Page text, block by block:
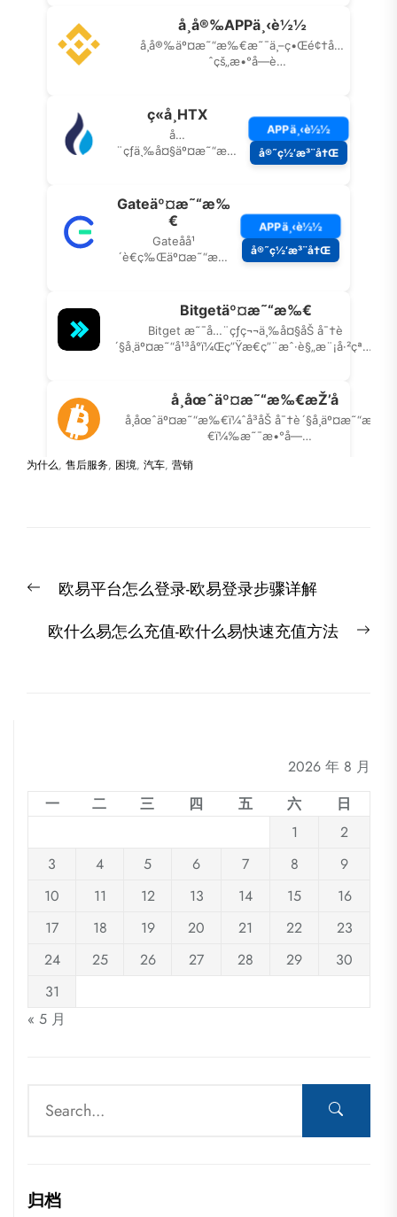
为什么, 售后服务, 困境, 汽车, 营销
章
导
Previous欧易平台怎么登录-欧易登录步骤详解
欧什么易怎么充值-欧什么易快速充值方法
2026 年 8 月
一
二 三 四 五 六
日
1
2
3
4 5 6 7 8
9
10
11 12 13 14 15
16
17
18 19 20 21 22
23
24
25 26 27 28 29
30
31
« 5 月
归档